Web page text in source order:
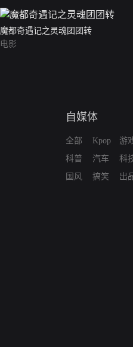
魔都奇遇记之灵魂团团转
电影
自媒体
全部
科普
国风
Kpop
汽车
搞笑
游
科
出